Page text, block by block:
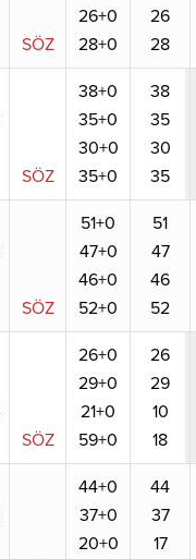
SÖZ
26+0
28+0
26
28
SÖZ
38+0
35+0
30+0
35+0
38
35
30
35
SÖZ
51+0
47+0
46+0
52+0
51
47
46
52
SÖZ
26+0
29+0
21+0
59+0
26
29
10
18
44+0
37+0
20+0
44
37
17